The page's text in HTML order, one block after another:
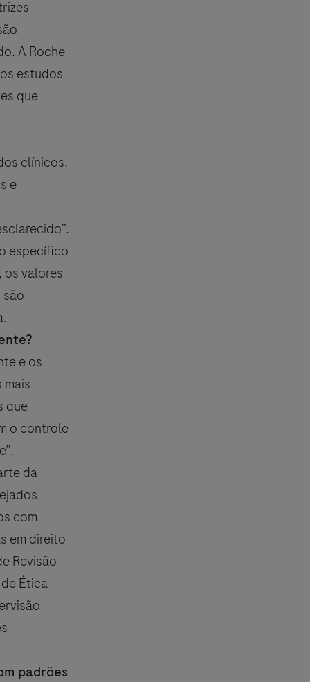
A Roche
estudos
que
clínicos.
e
específico
valores
e os
que
o controle
da
com
em direito
Revisão
Ética
padrões
Para relatar um efeito
por país, visite
acordo com a Política de